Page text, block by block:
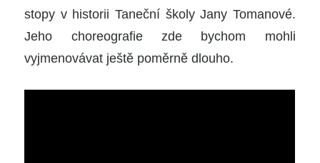
stopy v historii Taneční školy Jany Tomanové.
Jeho choreografie zde bychom mohli
vyjmenovávat ještě poměrně dlouho.